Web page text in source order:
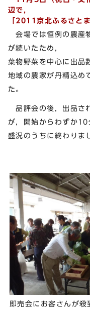
辺で，
「2011京北ふるさと
会場では恒例の農産
が続いたため，
葉物野菜を中心に出品
地域の農家が丹精込め
た。
品評会の後，出品さ
が，開始からわずか10
盛況のうちに終わりま
即売会にお客さんが殺